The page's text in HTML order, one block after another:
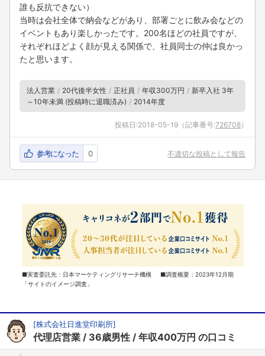
誰も反抗できない）
当時は会社全体で納会などがあり、部署ごとに飲み会などの
イベントもあり楽しかったです。200名ほどの社員ですが、
それぞれほどよく顔が見える関係で、社員同士の仲は良かっ
たと思います。
法人営業 20代後半女性 正社員 年収300万円
新卒入社 3年
～10年未満 (投稿時に退職済み)
2014年度
投稿日:2018-05-19 （記事番号:726708）
参考になった 0 不適切な投稿として報告
■実査委託先：日本マーケティングリサーチ機構 ■調査概要：2023年12月期
「サイトのイメージ調査」
[株式会社日進堂印刷所]
代理店営業 36歳男性 年収400万円 の口コミ